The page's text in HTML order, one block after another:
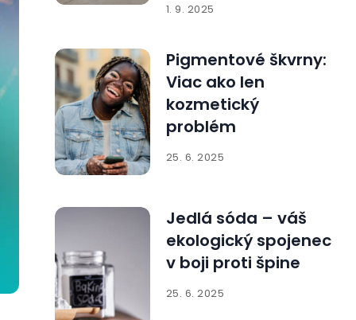
1. 9. 2025
Pigmentové škvrny:
Viac ako len
kozmetický
problém
25. 6. 2025
Jedlá sóda – váš
ekologický spojenec
v boji proti špine
25. 6. 2025